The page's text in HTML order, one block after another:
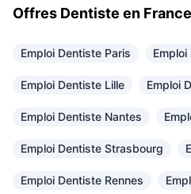
Offres Dentiste en France
Emploi Dentiste Paris
Emploi Dentiste Lille Emploi
Emploi Dentiste Nantes
Emploi Dentiste Strasbourg
Emploi Dentiste Rennes